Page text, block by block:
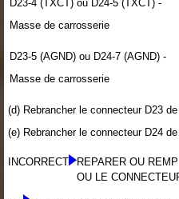
D23-4 (TXCT) ou D24-5 (TXCT) -
Masse de carrosserie
D23-5 (AGND) ou D24-7 (AGND) -
Masse de carrosserie
(d) Rebrancher le connecteur D23
(e) Rebrancher le connecteur D24
INCORRECT
REPARER OU
OU LE